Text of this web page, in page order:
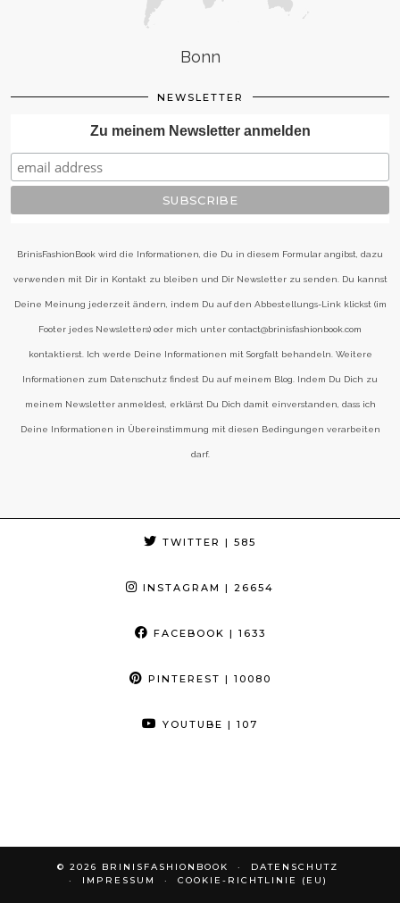
Bonn
NEWSLETTER
Zu meinem Newsletter anmelden
BrinisFashionBook wird die Informationen, die Du in diesem Formular angibst, dazu
verwenden mit Dir in Kontakt zu bleiben und Dir Newsletter zu senden. Du kannst
Deine Meinung jederzeit ändern, indem Du auf den Abbestellungs-Link klickst (im
Footer jedes Newsletters) oder mich unter contact@brinisfashionbook.com
kontaktierst. Ich werde Deine Informationen mit Sorgfalt behandeln. Weitere
Informationen zum Datenschutz findest Du auf meinem Blog. Indem Du Dich zu
meinem Newsletter anmeldest, erklärst Du Dich damit einverstanden, dass ich
Deine Informationen in Übereinstimmung mit diesen Bedingungen verarbeiten
darf.
TWITTER | 585
INSTAGRAM | 26654
FACEBOOK | 1633
PINTEREST | 10080
YOUTUBE | 107
© 2026 BRINISFASHIONBOOK
DATENSCHUTZ
IMPRESSUM
COOKIE-RICHTLINIE (EU)